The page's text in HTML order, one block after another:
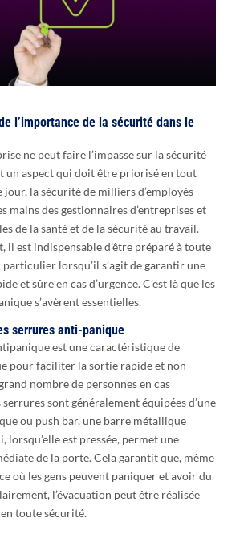
l’importance de la sécurité dans le
ne peut faire l’impasse sur la sécurité
un aspect qui doit être priorisé en tout
jour, la sécurité de milliers d’employés
mains des gestionnaires d’entreprises et
de la santé et de la sécurité au travail.
il est indispensable d’être préparé à toute
lorsqu’il s’agit de garantir une
et sûre en cas d’urgence. C’est là que les
s’avèrent essentielles.
serrures anti-panique
est une caractéristique de
pour faciliter la sortie rapide et non
nombre de personnes en cas
serrures sont généralement équipées d’une
ou push bar, une barre métallique
lorsqu’elle est pressée, permet une
de la porte. Cela garantit que, même
où les gens peuvent paniquer et avoir du
l’évacuation peut être réalisée
toute sécurité.